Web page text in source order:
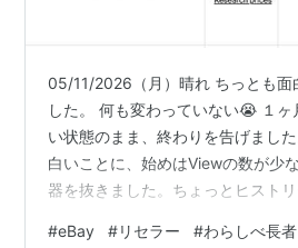
05/11/2026（月）晴れ ちっとも面
した。 何も変わっていない😭 １
い状態のまま、終わりを告げまし
白いことに、始めはViewの数が少
器を抜きました。ちょっとヒスト
たので少し見られた。 悲しくもし
#eBay #リセラー #わらしべ長者